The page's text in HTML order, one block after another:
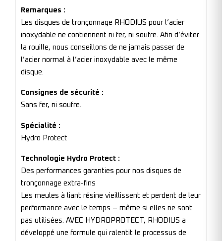
Remarques :
Les disques de tronçonnage RHODIUS pour l’acier
inoxydable ne contiennent ni fer, ni soufre. Afin d’éviter
la rouille, nous conseillons de ne jamais passer de
l’acier normal à l’acier inoxydable avec le même
disque.
Consignes de sécurité :
Sans fer, ni soufre.
Spécialité :
Hydro Protect
Technologie Hydro Protect :
Des performances garanties pour nos disques de
tronçonnage extra-fins
Les meules à liant résine vieillissent et perdent de leur
performance avec le temps – même si elles ne sont
pas utilisées. AVEC HYDROPROTECT, RHODIUS a
développé une formule qui ralentit le processus de